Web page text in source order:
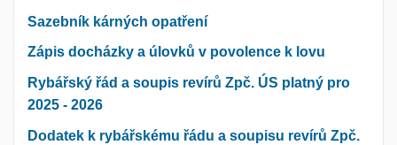
Sazebník kárných opatření
Zápis docházky a úlovků v povolence k lovu
Rybářský řád a soupis revírů Zpč. ÚS platný pro
2025 - 2026
Dodatek k rybářskému řádu a soupisu revírů Zpč.